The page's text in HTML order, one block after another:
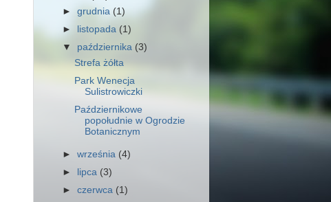
►grudnia(1)
►
listopada (1)
▼ października (3)
Strefa żółta
Park Wenecja
Sulistrowiczki
Październikowe
popołudnie w Ogrodzie
Botanicznym
►września (4)
►
lipca (3)
►czerwca (1)